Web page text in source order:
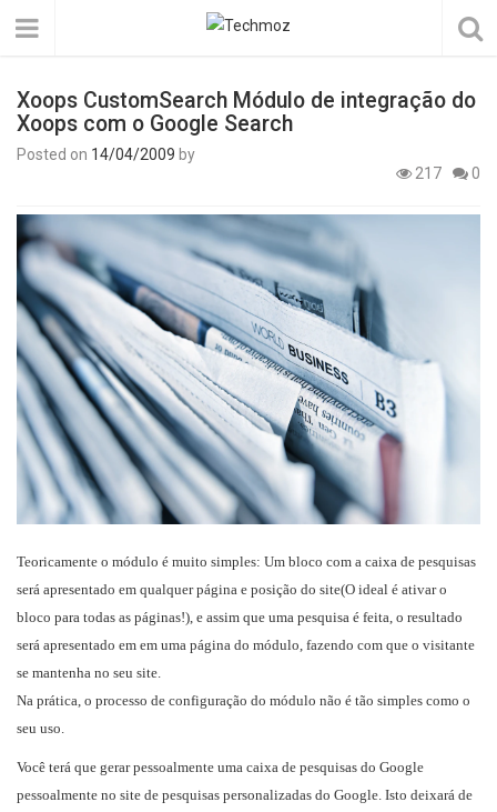
Xoops CustomSearch Módulo de integração do
Xoops com o Google Search
Posted on 14/04/2009 by
217
0
Teoricamente o módulo é muito simples: Um bloco com a caixa de pesquisas
será apresentado em qualquer página e posição do site(O ideal é ativar o
bloco para todas as páginas!), e assim que uma pesquisa é feita, o resultado
será apresentado em em uma página do módulo, fazendo com que o visitante
se mantenha no seu site.
Na prática, o processo de configuração do módulo não é tão simples como o
seu uso.
Você terá que gerar pessoalmente uma caixa de pesquisas do Google
pessoalmente no site de pesquisas personalizadas do Google. Isto deixará de